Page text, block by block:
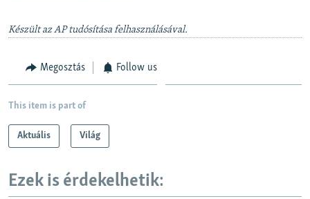
Készült az AP tudósítása felhasználásával.
Megosztás Follow us
This item is part of
Aktuális Világ
Ezek is érdekelhetik: